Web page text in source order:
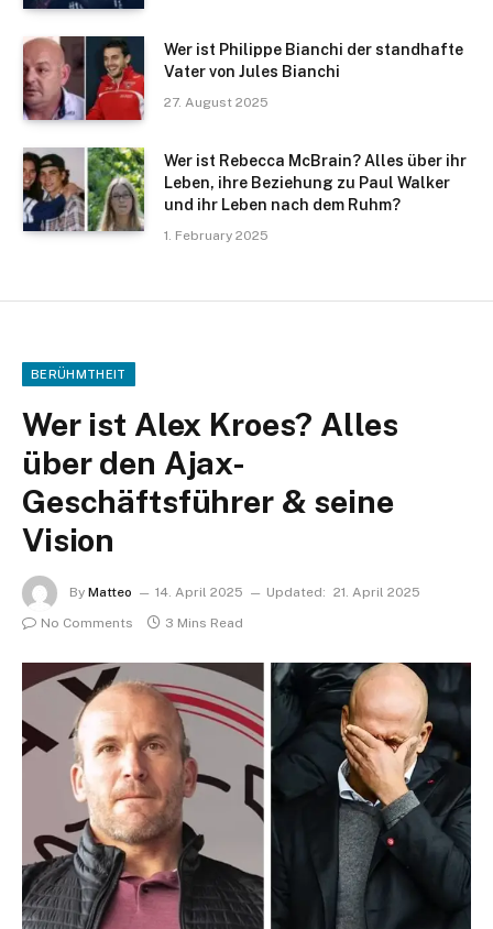
Wer ist Philippe Bianchi der standhafte
Vater von Jules Bianchi
27. August 2025
Wer ist Rebecca McBrain? Alles über ihr
Leben, ihre Beziehung zu Paul Walker
und ihr Leben nach dem Ruhm?
1. February 2025
BERÜHMTHEIT
Wer ist Alex Kroes? Alles
über den Ajax-
Geschäftsführer & seine
Vision
By Matteo 14. April 2025 Updated: 21. April 2025
No Comments
3 Mins Read